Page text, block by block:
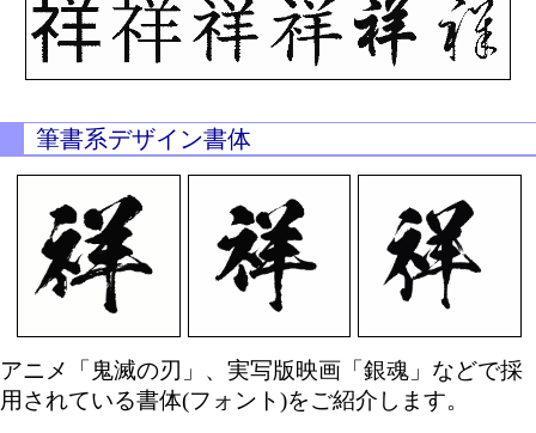
筆書系デザイン書体
アニメ「鬼滅の刃」、実写版映画「銀魂」などで採
用されている書体(フォント)をご紹介します。